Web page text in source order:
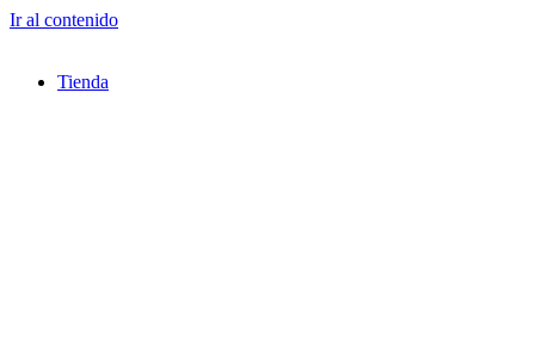
Ir al contenido
Tienda